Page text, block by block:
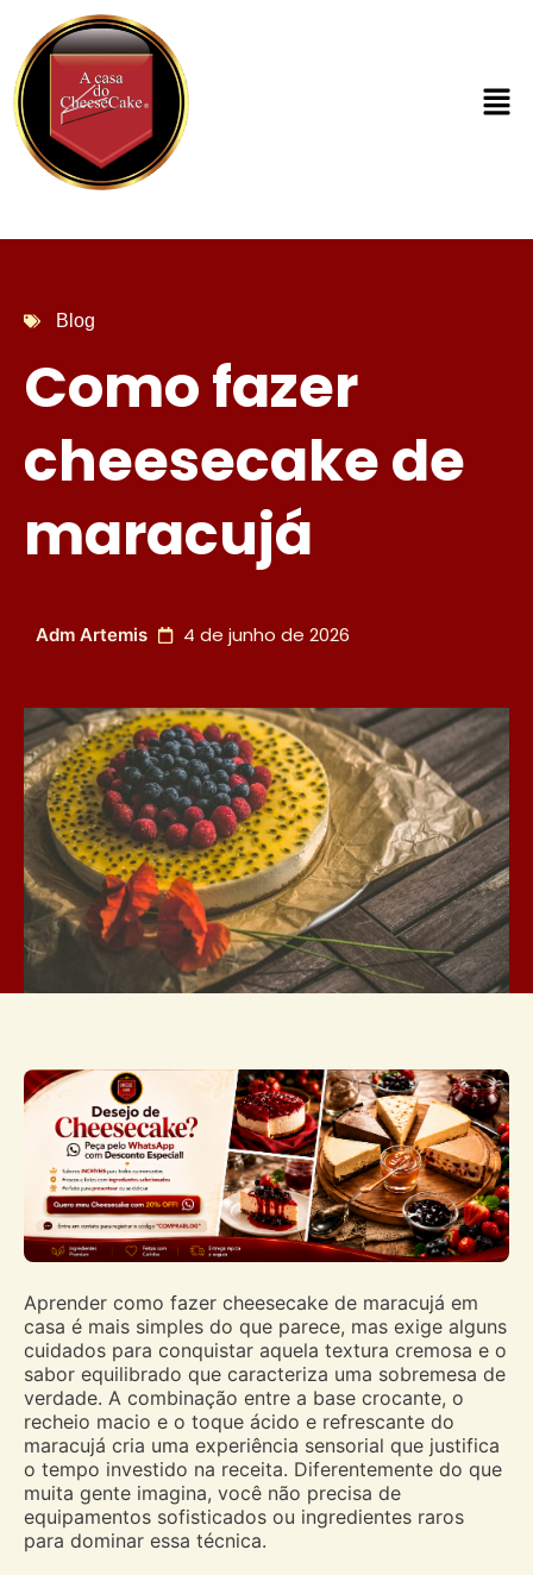
Blog
Como fazer
cheesecake de
maracujá
Adm Artemis 4 de junho de 2026
Aprender como fazer cheesecake de maracujá em
casa é mais simples do que parece, mas exige alguns
cuidados para conquistar aquela textura cremosa e o
sabor equilibrado que caracteriza uma sobremesa de
verdade. A combinação entre a base crocante, o
recheio macio e o toque ácido e refrescante do
maracujá cria uma experiência sensorial que justifica
o tempo investido na receita. Diferentemente do que
muita gente imagina, você não precisa de
equipamentos sofisticados ou ingredientes raros
para dominar essa técnica.